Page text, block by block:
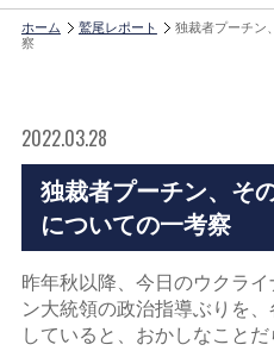
ホーム 鷲尾レポート
独裁者プーチン
察
2022.03.28
独裁者プーチン、そ
についての一考察
昨年秋以降、今日のウクラ
ン大統領の政治指導ぶりを
していると、おかしなことだ